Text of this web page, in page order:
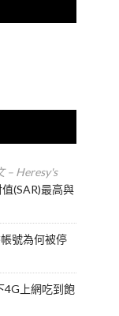
– Heresy's
(SAR)最高與
號為何被停
4G上網吃到飽